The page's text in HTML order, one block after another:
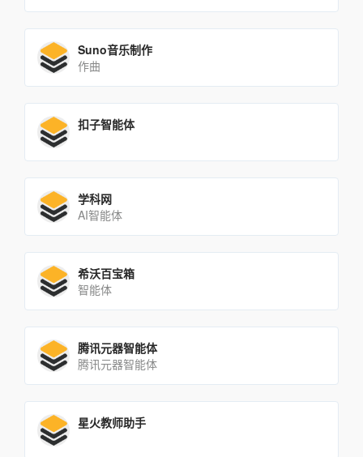
Suno音乐制作
作曲
扣子智能体
学科网
AI智能体
希沃百宝箱
智能体
腾讯元器智能体
腾讯元器智能体
星火教师助手